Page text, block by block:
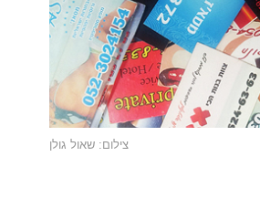
צילום: שאול גולן